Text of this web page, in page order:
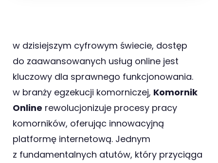
w dzisiejszym cyfrowym świecie, dostęp
do zaawansowanych usług online jest
kluczowy dla sprawnego funkcjonowania.
w branży egzekucji komorniczej, Komornik
Online rewolucjonizuje procesy pracy
komorników, oferując innowacyjną
platformę internetową. Jednym
z fundamentalnych atutów, który przyciąga